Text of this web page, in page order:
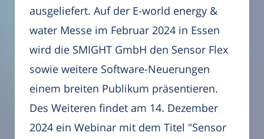
ausgeliefert. Auf der E-world energy &
water Messe im Februar 2024 in Essen
wird die SMIGHT GmbH den Sensor Flex
sowie weitere Software-Neuerungen
einem breiten Publikum präsentieren.
Des Weiteren findet am 14. Dezember
2024 ein Webinar mit dem Titel "Sensor